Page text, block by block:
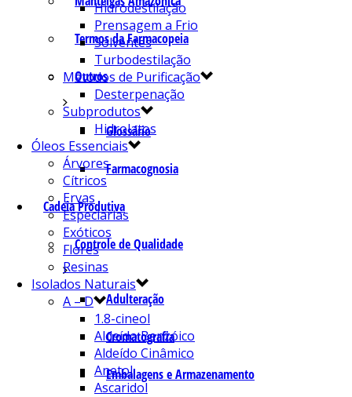
Termos da Farmacopeia
Outros
Glossário
Farmacognosia
Cadeia Produtiva
Controle de Qualidade
Adulteração
Cromatografia
Embalagens e Armazenamento
Hidrodestilação
Prensagem a Frio
Solventes
Turbodestilação
Métodos de Purificação
Desterpenação
Subprodutos
Hidrolatos
Óleos Essenciais
Árvores
Cítricos
Ervas
Especiarias
Exóticos
Flores
Resinas
Isolados Naturais
A – D
1.8-cineol
Aldeído Benzóico
Aldeído Cinâmico
Anetol
Ascaridol